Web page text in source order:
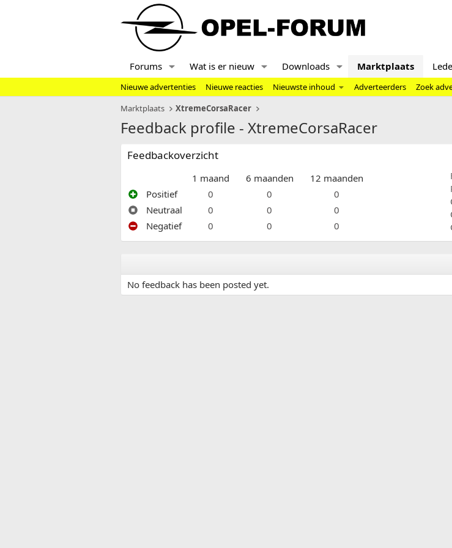
Forums Wat is er nieuw Downloads Marktplaats
Nieuwe advertenties Nieuwe reacties Nieuwste inhoud Adverteerders
Zoek
Marktplaats
XtremeCorsaRacer
Feedback profile - XtremeCorsaRacer
Feedbackoverzicht
1 maand 6 maanden
12 maanden
Positief
0 0
0
Neutraal
0 0
0
Negatief
0 0 0
No feedback has been posted yet.